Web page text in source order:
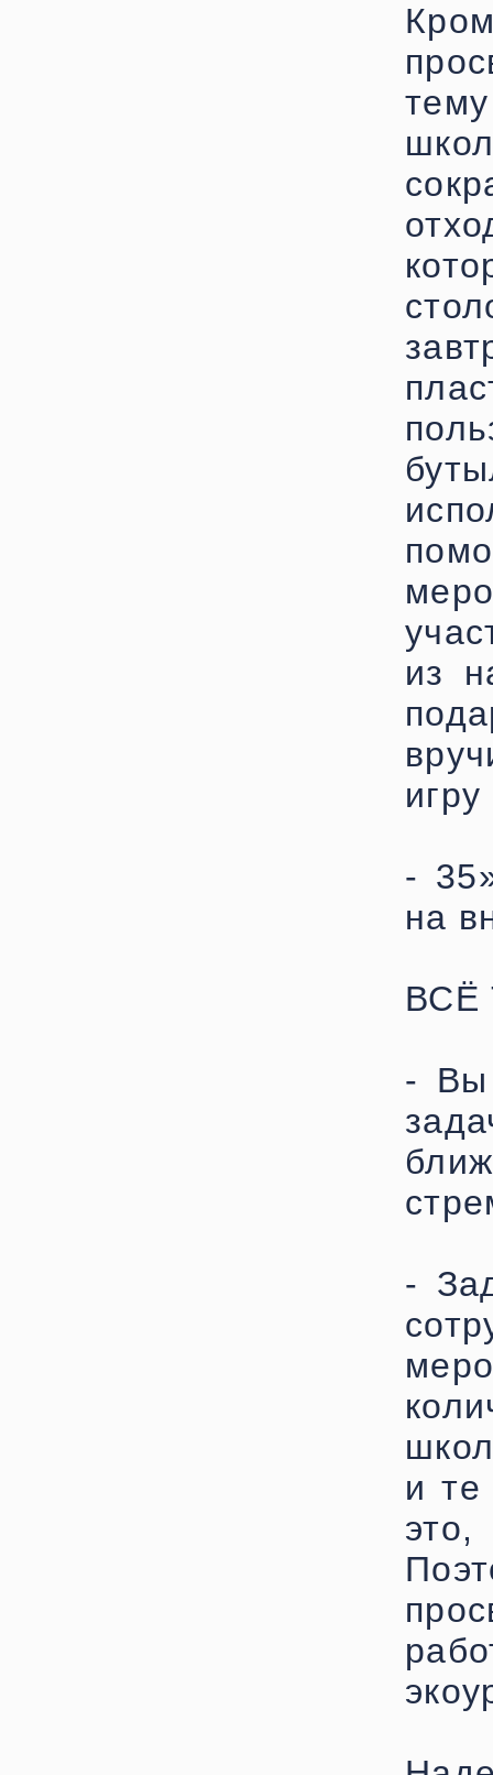
из
-
на
ВСЁ
- Вы
-
и